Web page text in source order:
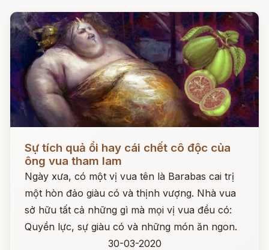
Sự tích quả ổi hay cái chết cô độc của
ông vua tham lam
Ngày xưa, có một vị vua tên là Barabas cai trị
một hòn đảo giàu có và thịnh vượng. Nhà vua
sở hữu tất cả những gì mà mọi vị vua đều có:
Quyền lực, sự giàu có và những món ăn ngon.
30-03-2020